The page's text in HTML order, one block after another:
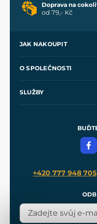
Doprava na
od 79,- Kč
JAK NAKOUPIT
Velkoobchod
O SPOLEČNOSTI
SLUŽBY
Meče pro Kingdom
+420 777 948 705